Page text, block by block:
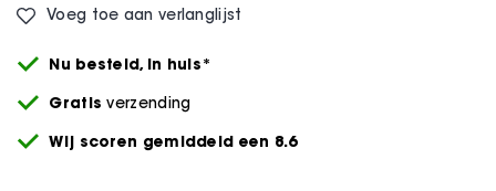
Voeg toe aan verlanglijst
Nu besteld, in huis*
Gratis verzending
Wij scoren gemiddeld een 8.6